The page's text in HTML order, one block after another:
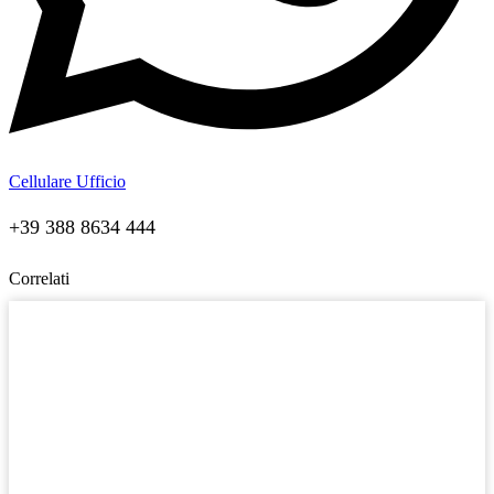
Cellulare Ufficio
+39 388 8634 444
Correlati